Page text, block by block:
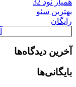
همیار نود 32
بهترین سئو
رایگان
آخرین دیدگاه‌ها
بایگانی‌ها